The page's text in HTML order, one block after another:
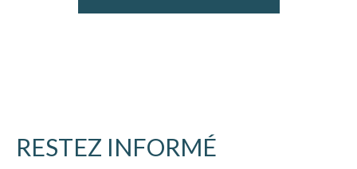
RESTEZ INFORMÉ